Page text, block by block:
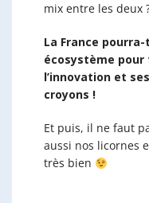
mix entre les deux
La France
écosystème
l’innovation et
croyons !
Et puis, il ne faut
aussi nos licornes
très bien